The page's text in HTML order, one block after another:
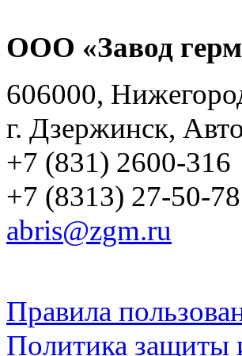
ООО «Завод
606000,
г. Дзержинск,
+7 (831) 2600-316
+7 (8313) 27-50-78
abris@zgm.ru
Правила
Политика защиты